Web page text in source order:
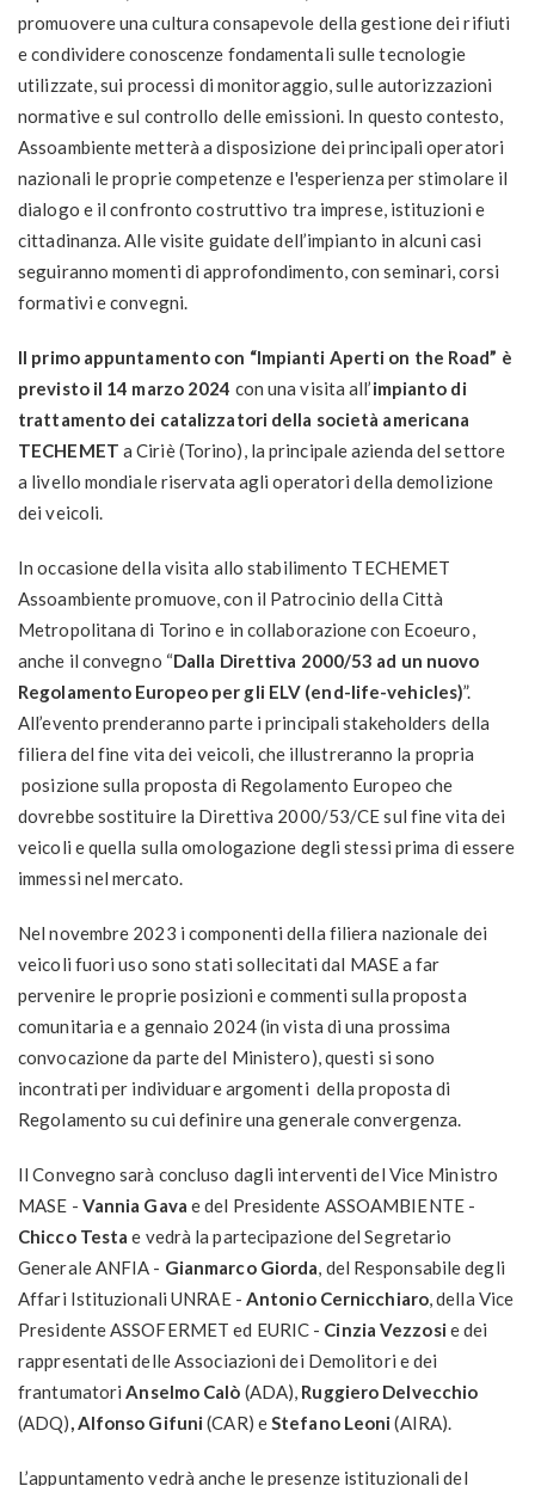
promuovere una cultura consapevole della gestione dei rifiuti
e condividere conoscenze fondamentali sulle tecnologie
utilizzate, sui processi di monitoraggio, sulle autorizzazioni
normative e sul controllo delle emissioni. In questo contesto,
Assoambiente metterà a disposizione dei principali operatori
nazionali le proprie competenze e l'esperienza per stimolare il
dialogo e il confronto costruttivo tra imprese, istituzioni e
cittadinanza. Alle visite guidate dell’impianto in alcuni casi
seguiranno momenti di approfondimento, con seminari, corsi
formativi e convegni.
Il primo appuntamento con “Impianti Aperti on the Road” è
previsto il 14 marzo 2024 con una visita all’impianto di
trattamento dei catalizzatori della società americana
TECHEMET a Ciriè (Torino), la principale azienda del settore
a livello mondiale riservata agli operatori della demolizione
dei veicoli.
In occasione della visita allo stabilimento TECHEMET
Assoambiente promuove, con il Patrocinio della Città
Metropolitana di Torino e in collaborazione con Ecoeuro,
anche il convegno “Dalla Direttiva 2000/53 ad un nuovo
Regolamento Europeo per gli ELV (end-life-vehicles)”.
All’evento prenderanno parte i principali stakeholders della
filiera del fine vita dei veicoli, che illustreranno la propria
posizione sulla proposta di Regolamento Europeo che
dovrebbe sostituire la Direttiva 2000/53/CE sul fine vita dei
veicoli e quella sulla omologazione degli stessi prima di essere
immessi nel mercato.
Nel novembre 2023 i componenti della filiera nazionale dei
veicoli fuori uso sono stati sollecitati dal MASE a far
pervenire le proprie posizioni e commenti sulla proposta
comunitaria e a gennaio 2024 (in vista di una prossima
convocazione da parte del Ministero), questi si sono
incontrati per individuare argomenti della proposta di
Regolamento su cui definire una generale convergenza.
Il Convegno sarà concluso dagli interventi del Vice Ministro
MASE - Vannia Gava e del Presidente ASSOAMBIENTE -
Chicco Testa e vedrà la partecipazione del Segretario
Generale ANFIA - Gianmarco Giorda, del Responsabile degli
Affari Istituzionali UNRAE - Antonio Cernicchiaro, della Vice
Presidente ASSOFERMET ed EURIC - Cinzia Vezzosi e dei
rappresentati delle Associazioni dei Demolitori e dei
frantumatoriAnselmo Calò (ADA), Ruggiero Delvecchio
(ADQ), Alfonso Gifuni (CAR) eStefano Leoni(AIRA).
L’appuntamento vedrà anche le presenze istituzionali del